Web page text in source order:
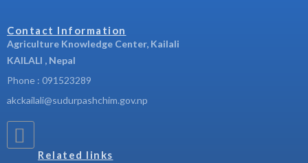
Contact Information
Agriculture Knowledge Center, Kailali
KAILALI , Nepal
Phone : 091523289
akckailali@sudurpashchim.gov.np
Related links